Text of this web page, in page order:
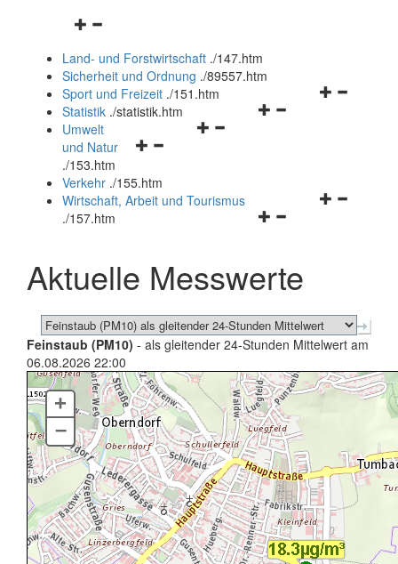
Navigationsmenü
und
schließen
Land- und Forstwirtschaft ./147.htm
Sicherheit und Ordnung ./89557.htm
Navigationsmenü
Sport und Freizeit ./151.htm
Navigationsmenü
Statistik ./statistik.htm
Navigationsmenü
und
schließen
Umwelt
und Natur
./153.htm
Verkehr ./155.htm
Navigationsmenü
schließen
Wirtschaft, Arbeit und Tourismus
./157.htm
Aktuelle Messwerte
Feinstaub (PM10) - als gleitender 24-Stunden Mittelwert am
06.08.2026 22:00
+
–